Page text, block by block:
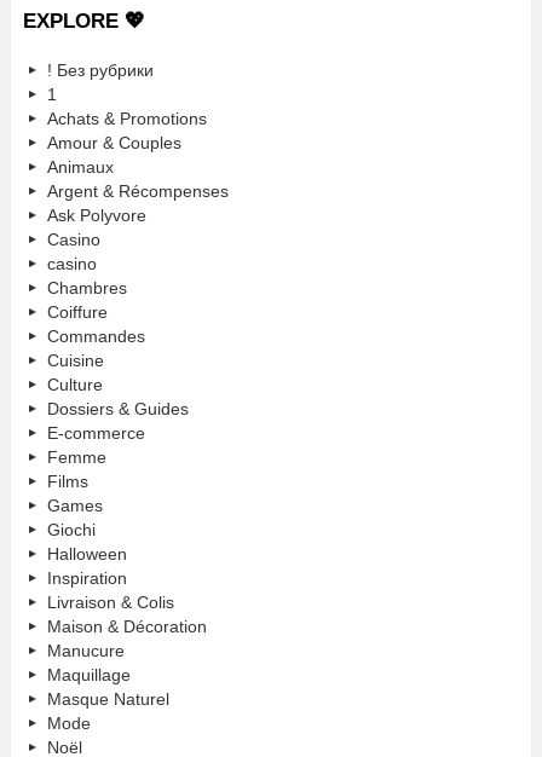
EXPLORE 💖
! Без рубрики
1
Achats & Promotions
Amour & Couples
Animaux
Argent & Récompenses
Ask Polyvore
Casino
casino
Chambres
Coiffure
Commandes
Cuisine
Culture
Dossiers & Guides
E-commerce
Femme
Films
Games
Giochi
Halloween
Inspiration
Livraison & Colis
Maison & Décoration
Manucure
Maquillage
Masque Naturel
Mode
Noël